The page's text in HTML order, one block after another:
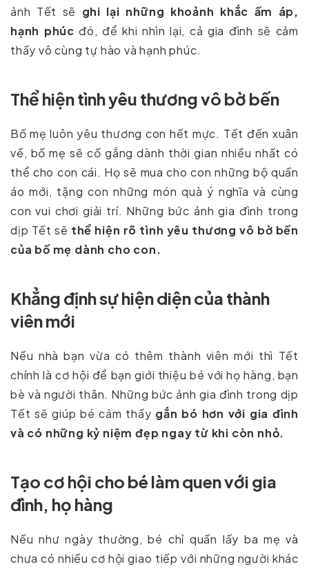
ảnh Tết sẽ ghi lại những khoảnh khắc ấm áp,
hạnh phúc đó, để khi nhìn lại, cả gia đình sẽ cảm
thấy vô cùng tự hào và hạnh phúc.
Thể hiện tình yêu thương vô bờ bến
Bố mẹ luôn yêu thương con hết mực. Tết đến xuân
về, bố mẹ sẽ cố gắng dành thời gian nhiều nhất có
thể cho con cái. Họ sẽ mua cho con những bộ quần
áo mới, tặng con những món quà ý nghĩa và cùng
con vui chơi giải trí. Những bức ảnh gia đình trong
dịp Tết sẽ thể hiện rõ tình yêu thương vô bờ bến
của bố mẹ dành cho con.
Khẳng định sự hiện diện của thành
viên mới
Nếu nhà bạn vừa có thêm thành viên mới thì Tết
chính là cơ hội để bạn giới thiệu bé với họ hàng, bạn
bè và người thân. Những bức ảnh gia đình trong dịp
Tết sẽ giúp bé cảm thấy gắn bó hơn với gia đình
và có những kỷ niệm đẹp ngay từ khi còn nhỏ.
Tạo cơ hội cho bé làm quen với gia
đình, họ hàng
Nếu như ngày thường, bé chỉ quấn lấy ba mẹ và
chưa có nhiều cơ hội giao tiếp với những người khác